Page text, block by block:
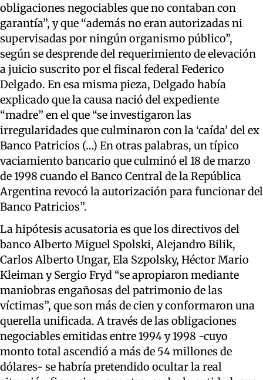
obligaciones negociables que no contaban con
garantía”, y que “además no eran autorizadas ni
supervisadas por ningún organismo público”,
según se desprende del requerimiento de elevación
a juicio suscrito por el fiscal federal Federico
Delgado. En esa misma pieza, Delgado había
explicado que la causa nació del expediente
“madre” en el que “se investigaron las
irregularidades que culminaron con la ‘caída’ del ex
Banco Patricios (…) En otras palabras, un típico
vaciamiento bancario que culminó el 18 de marzo
de 1998 cuando el Banco Central de la República
Argentina revocó la autorización para funcionar del
Banco Patricios”.
La hipótesis acusatoria es que los directivos del
banco Alberto Miguel Spolski, Alejandro Bilik,
Carlos Alberto Ungar, Ela Szpolsky, Héctor Mario
Kleiman y Sergio Fryd “se apropiaron mediante
maniobras engañosas del patrimonio de las
víctimas”, que son más de cien y conformaron una
querella unificada. A través de las obligaciones
negociables emitidas entre 1994 y 1998 -cuyo
monto total ascendió a más de 54 millones de
dólares- se habría pretendido ocultar la real